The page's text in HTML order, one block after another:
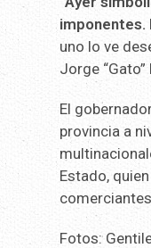
imponentes.
uno lo ve
Jorge
El
provincia a
Estado,
Fotos: